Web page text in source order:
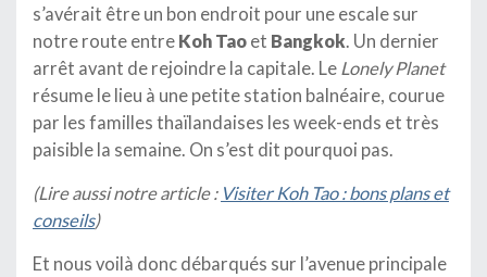
s’avérait être un bon endroit pour une escale sur
notre route entre Koh Tao et Bangkok. Un dernier
arrêt avant de rejoindre la capitale. Le Lonely Planet
résume le lieu à une petite station balnéaire, courue
par les familles thaïlandaises les week-ends et très
paisible la semaine. On s’est dit pourquoi pas.
(Lire aussi notre article : Visiter Koh Tao : bons plans et
conseils)
Et nous voilà donc débarqués sur l’avenue principale